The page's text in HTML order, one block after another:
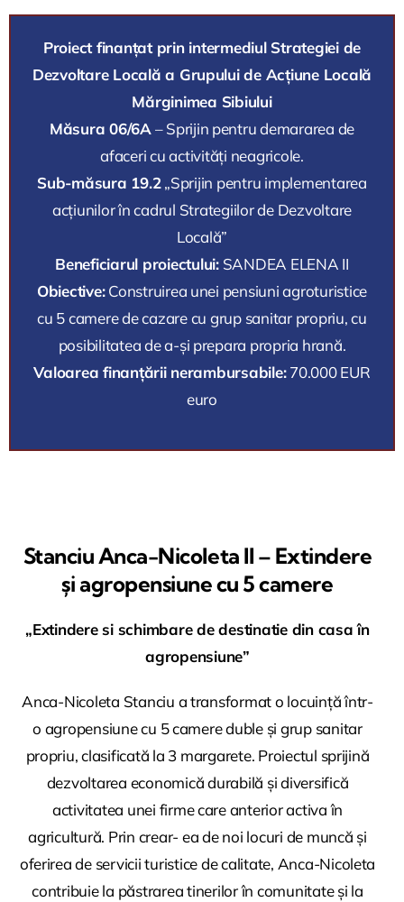
Proiect finanțat prin intermediul Strategiei de
Dezvoltare Locală a Grupului de Acțiune Locală
Mărginimea Sibiului
Măsura 06/6A– Sprijin pentru demararea de
afaceri cu activități neagricole.
Sub-măsura 19.2„Sprijin pentru implementarea
acțiunilor în cadrul Strategiilor de Dezvoltare
Locală”
Beneficiarul proiectului:SANDEA ELENA II
Obiective:Construirea unei pensiuni agroturistice
cu 5 camere de cazare cu grup sanitar propriu, cu
posibilitatea de a-și prepara propria hrană.
Valoarea finanțării nerambursabile:70.000 EUR
euro
Stanciu Anca-Nicoleta II – Extindere
și agropensiune cu 5 camere
„Extindere si schimbare de destinatie din casa în
agropensiune”
Anca-Nicoleta Stanciu a transformat o locuință într-
o agropensiune cu 5 camere duble și grup sanitar
propriu, clasificată la 3 margarete. Proiectul sprijină
dezvoltarea economică durabilă și diversifică
activitatea unei firme care anterior activa în
agricultură. Prin crear- ea de noi locuri de muncă și
oferirea de servicii turistice de calitate, Anca-Nicoleta
contribuie la păstrarea tinerilor în comunitate și la